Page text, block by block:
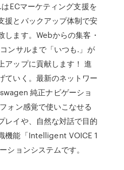
ECマーケティング支援を
援とバックアップ体制で安
します。Webからの集客・
ンサルまで「いつも.」が
アップに貢献します！ 進
ていく。最新のネットワー
純正ナビゲーショ
ォン感覚で使いこなせる
レイや、自然な対話で目的
機能「Intelligent VOICE 1
ションシステムです。